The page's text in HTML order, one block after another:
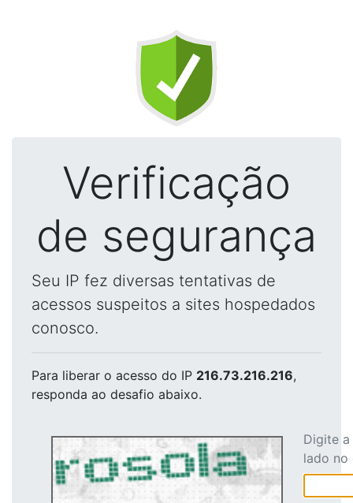
Verificação
de segurança
Seu IP fez diversas tentativas de
acessos suspeitos a sites hospedados
conosco.
Para liberar o acesso do IP 216.73.216.216,
responda ao desafio abaixo.
Digite
lado no